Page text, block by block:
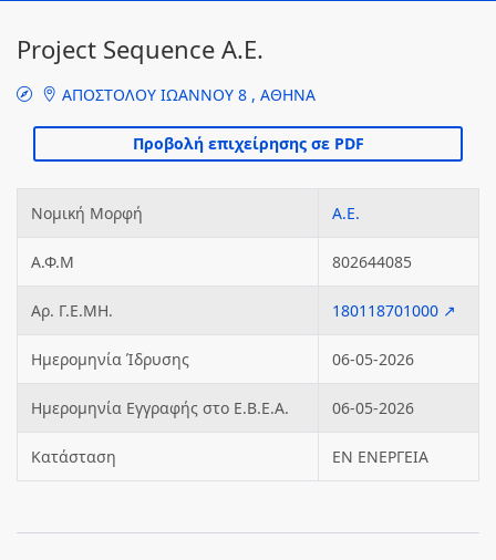
Project Sequence Α.Ε.
ΑΠΟΣΤΟΛΟΥ ΙΩΑΝΝΟΥ 8 , ΑΘΗΝΑ
Νομική Μορφή Α.Ε.
Α.Φ.Μ 802644085
Αρ. Γ.Ε.ΜΗ. 180118701000 ↗
Ημερομηνία Ίδρυσης 06-05-2026
Ημερομηνία Εγγραφής στο Ε.Β.Ε.Α. 06-05-2026
Κατάσταση ΕΝ ΕΝΕΡΓΕΙΑ